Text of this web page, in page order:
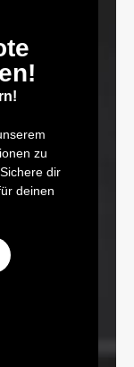
zu
dir
deinen